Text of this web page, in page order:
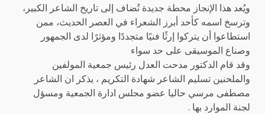
ويُعد هذا الإنجاز محطة جديدة تُضاف إلى تاريخ الشاعر الكبير،
وترسخ اسمه كأحد أبرز الشعراء في العصر الحديث، ممن
استطاعوا أن يتركوا إرثًا فنيًا متجددًا ومؤثرًا لدى الجمهور
وصناع الموسيقى على حد سواء
وقد قام الدكتور مدحت العدل رئيس جمعية المولفين
والملحنين تسليم الشاعر شهادة التكريم ، يذكر ان الشاعر
مصطفى مرسي حاليا عضو مجلس ادارة الجمعية ومسؤل
لجنة الموارد بها .